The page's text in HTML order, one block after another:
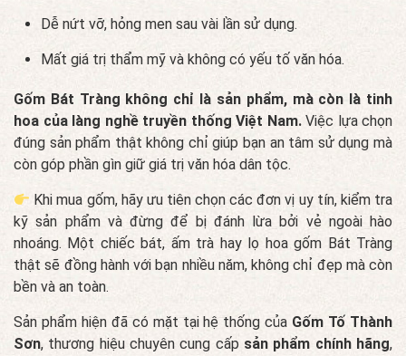
Dễ nứt vỡ, hỏng men sau vài lần sử dụng.
Mất giá trị thẩm mỹ và không có yếu tố văn hóa.
Gốm Bát Tràng không chỉ là sản phẩm, mà còn là tinh
hoa của làng nghề truyền thống Việt Nam.Việc lựa chọn
đúng sản phẩm thật không chỉ giúp bạn an tâm sử dụng mà
còn góp phần gìn giữ giá trị văn hóa dân tộc.
Khi mua gốm, hãy ưu tiên chọn các đơn vị uy tín, kiểm tra
kỹ sản phẩm và đừng để bị đánh lừa bởi vẻ ngoài hào
nhoáng. Một chiếc bát, ấm trà hay lọ hoa gốm Bát Tràng
thật sẽ đồng hành với bạn nhiều năm, không chỉ đẹp mà còn
bền và an toàn.
Sản phẩm hiện đã có mặt tại hệ thống của Gốm Tố Thành
Sơn, thương hiệu chuyên cung cấp sản phẩm chính hãng,